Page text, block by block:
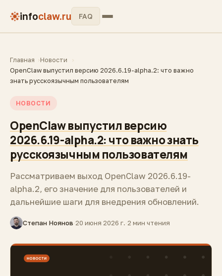
infoclaw.ru FAQ
Главная
Новости
OpenClaw выпустил версию 2026.6.19-alpha.2: что важно
знать русскоязычным пользователям
НОВОСТИ
OpenClaw выпустил версию
2026.6.19-alpha.2: что важно знать
русскоязычным пользователям
Рассматриваем выход OpenClaw 2026.6.19-
alpha.2, его значение для пользователей и
дальнейшие шаги для внедрения обновлений.
Степан Ноянов·20 июня 2026 г.·2 мин чтения